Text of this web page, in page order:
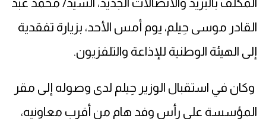
القادر موسى حِيلم، يوم أمس الأحد، بزيارة تفقدية
إلى الهيئة الوطنية للإذاعة والتلفزيون.
وكان في استقبال الوزير حِيلم لدى وصوله إلى مقر
المؤسسة على رأس وفد هام من أقرب معاونيه،